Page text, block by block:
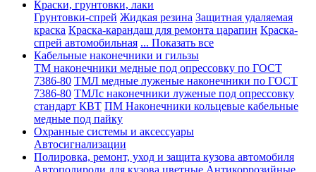
Краски, грунтовки, лаки
Грунтовки-спрей Жидкая резина Защитная удаляемая
краска Краска-карандаш для ремонта царапин Краска-
спрей автомобильная ... Показать все
Кабельные наконечники и гильзы
ТМ наконечники медные под опрессовку по ГОСТ
7386-80 ТМЛ медные луженые наконечники по ГОСТ
7386-80 ТМЛс наконечники луженые под опрессовку
стандарт КВТ ПМ Наконечники кольцевые кабельные
медные под пайку
Охранные системы и аксессуары
Автосигнализации
Полировка, ремонт, уход и защита кузова автомобиля
Автополироли для кузова цветные Антикоррозийные